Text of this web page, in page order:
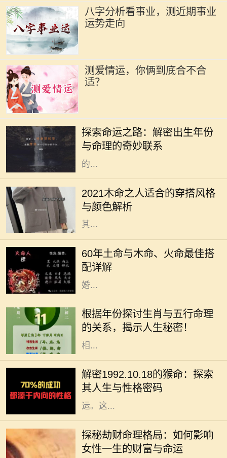
八字分析看事业，测近期事业
运势走向
测爱情运，你俩到底合不合
适？
探索命运之路：解密出生年份
与命理的奇妙联系
着重要的角色。古人相信，一个人出
生的年份、月份、日期和时辰直接影
响着他们的命运。而其中，出生年份
的...
2021木命之人适合的穿搭风格
与颜色解析
2021年是农历辛丑年，对于木命的人
而言，这一年的穿搭选择直接影响着
他们的气场与运势。木命属于五行中
的一种，象征着生长、旺盛与活力，
其...
60年土命与木命、火命最佳搭
配详解
在中国传统命理学中，每个人的命格
都是不同的，而土命、木命和火命则
是常被讨论的一类。这种讨论不仅涉
及到个人命理，还影响着人际关系、
婚...
根据年份探讨生肖与五行命理
的关系，揭示人生秘密！
在中国传统文化中，生肖和五行是命
理学中两个重要的元素。每一个生肖
年都有其独特的五行属性，这不仅影
响着个人的性格特征，还与命运息息
相...
解密1992.10.18的猴命：探索
其人生与性格密码
在中华文化中，十二生肖不仅仅是一
种标志，更蕴含着丰富的哲学和人生
智慧。我们今天要探讨的是1992年
10月18日出生的猴命人的性格与命
运。这...
探秘劫财命理格局：如何影响
女性一生的财富与命运
在命理学中，劫财格局常常被视为一
种特殊的命理趋势，尤其对女性而
言，它不仅影响着她的财富，还深刻
影响着她的生活与人际关系。了解这